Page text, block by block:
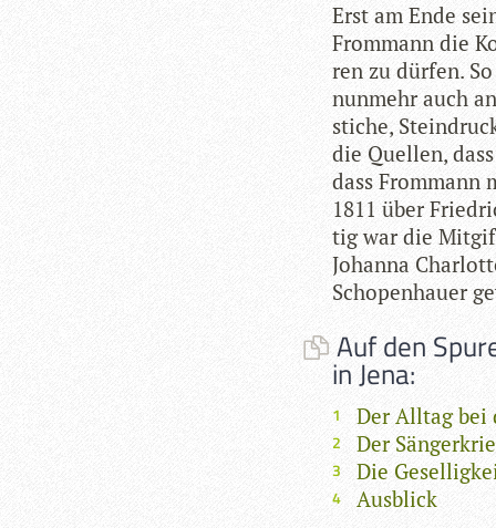
Erst am Ende
From­mann die
ren zu dür­fen.
nun­mehr auch
sti­che,
die Quel­len,
dass From­mann
1811 über
tig war die
Johanna
Scho­pen­hauer
Auf den
in Jena:
Der Alltag bei
Der
Die
Ausblick